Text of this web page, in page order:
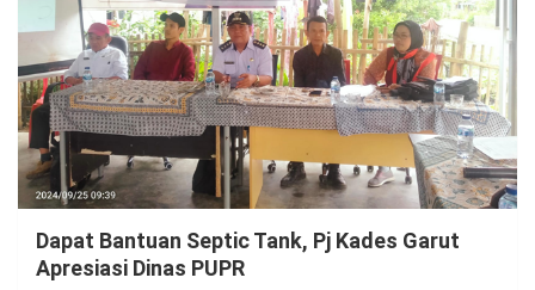
Dapat Bantuan Septic Tank, Pj Kades Garut
Apresiasi Dinas PUPR